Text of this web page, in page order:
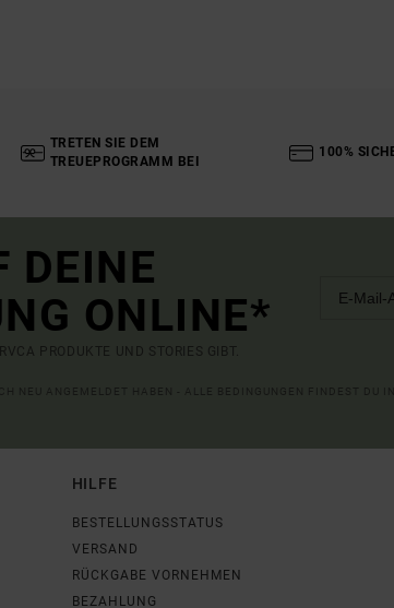
TRETEN SIE DEM
TREUEPROGRAMM BEI
100%
DEINE
ONLINE*
PRODUKTE UND STORIES GIBT.
HILFE
BESTELLUNGSSTATUS
VERSAND
RÜCKGABE VORNEHMEN
BEZAHLUNG